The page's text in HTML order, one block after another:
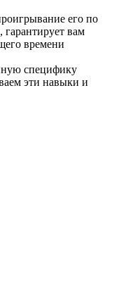
его по
вам
времени
специфику
эти навыки и